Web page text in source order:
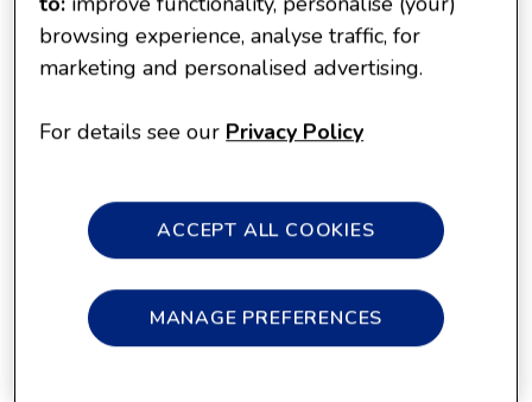
PilihEnfagrow A+ MFGM Pro
browsing experience, analyse traffic, for
marketing and personalised advertising.
For details see our Privacy Policy
MANAGE PREFERENCES
ACCEPT ALL COOKIES